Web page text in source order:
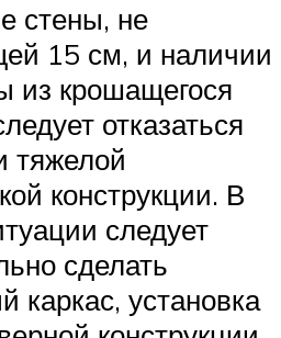
стены, не
15 см, и наличии
из крошащегося
отказаться
тяжелой
конструкции. В
следует
сделать
каркас, установка